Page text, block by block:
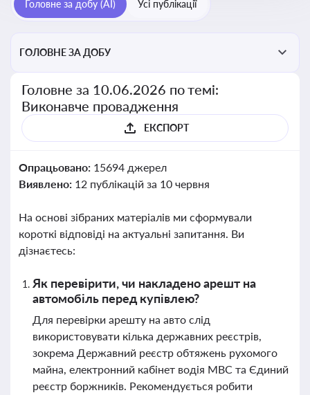
приватних виконавців
Головне за добу (AI) Усі публікації
ГОЛОВНЕ ЗА ДОБУ
Головне за 10.06.2026 по темі:
Виконавче провадження
ЕКСПОРТ
Опрацьовано: 15694 джерел
Виявлено: 12 публікацій за 10 червня
На основі зібраних матеріалів ми сформували
короткі відповіді на актуальні запитання. Ви
дізнаєтесь:
Як перевірити, чи накладено арешт на
автомобіль перед купівлею?
Для перевірки арешту на авто слід
використовувати кілька державних реєстрів,
зокрема Державний реєстр обтяжень рухомого
майна, електронний кабінет водія МВС та Єдиний
реєстр боржників. Рекомендується робити